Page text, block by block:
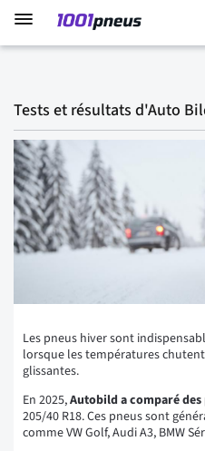
Tests et résultats d'Auto
Les pneus hiver sont
lorsque les températures
glissantes.
En 2025,Autobild a comparé
205/40 R18. Ces pneus sont
comme VW Golf, Audi A3, BMW